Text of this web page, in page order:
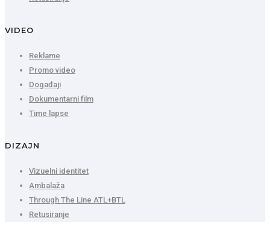
VIDEO
Reklame
Promo video
Događaji
Dokumentarni film
Time lapse
DIZAJN
Vizuelni identitet
Ambalaža
Through The Line ATL+BTL
Retusiranje